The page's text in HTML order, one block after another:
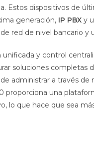
Estos dispositivos de
generación, IP PBX y
red de nivel bancario
y control
soluciones completas
administrar a través
proporciona una
lo que hace que sea